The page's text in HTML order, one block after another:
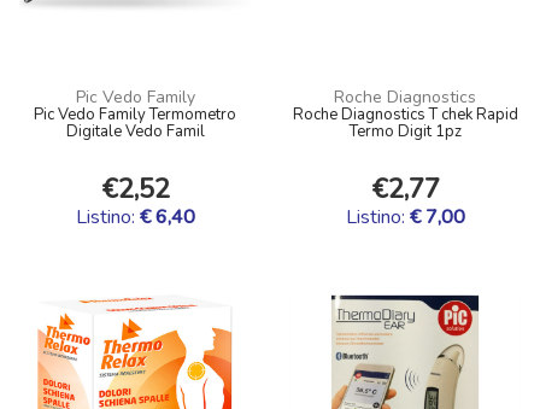
Pic Vedo Family
Pic Vedo Family Termometro
Digitale Vedo Famil
€2,52
Listino: € 6,40
Roche Diagnostics
Roche Diagnostics T chek Rapid
Termo Digit 1pz
€2,77
Listino: € 7,00